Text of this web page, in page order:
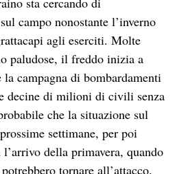
campo nonostante l’inverno
agli eserciti. Molte
paludose, il freddo inizia a
campagna di bombardamenti
decine di milioni di civili senza
che la situazione sul
settimane, per poi
della primavera, quando
tornare all’attacco.